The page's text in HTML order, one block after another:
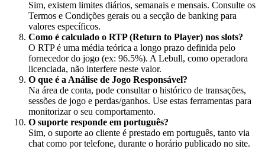
Sim, existem limites diários, semanais e mensais. Consulte os
Termos e Condições gerais ou a secção de banking para
valores específicos.
Como é calculado o RTP (Return to Player) nos slots?
O RTP é uma média teórica a longo prazo definida pelo
fornecedor do jogo (ex: 96.5%). A Lebull, como operadora
licenciada, não interfere neste valor.
O que é a Análise de Jogo Responsável?
Na área de conta, pode consultar o histórico de transações,
sessões de jogo e perdas/ganhos. Use estas ferramentas para
monitorizar o seu comportamento.
O suporte responde em português?
Sim, o suporte ao cliente é prestado em português, tanto via
chat como por telefone, durante o horário publicado no site.